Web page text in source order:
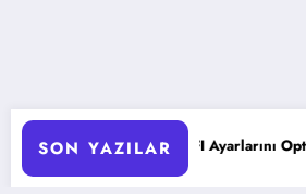
SON YAZILAR
UEFI Ayarlarını Optimize Etme